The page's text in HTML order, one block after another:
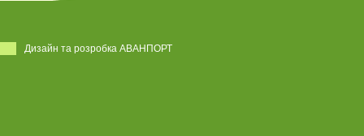
Дизайн та розробка АВАНПОРТ